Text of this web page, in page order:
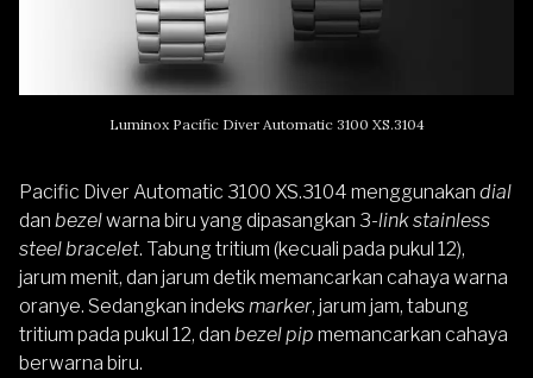
Luminox Pacific Diver Automatic 3100 XS.3104
Pacific Diver Automatic 3100 XS.3104 menggunakan dial
dan bezelwarna biru yang dipasangkan 3-link stainless
steel bracelet. Tabung tritium (kecuali pada pukul 12),
jarum menit, dan jarum detik memancarkan cahaya warna
oranye. Sedangkan indeksmarker, jarum jam, tabung
tritium pada pukul 12, dan bezel pip memancarkan cahaya
berwarna biru.